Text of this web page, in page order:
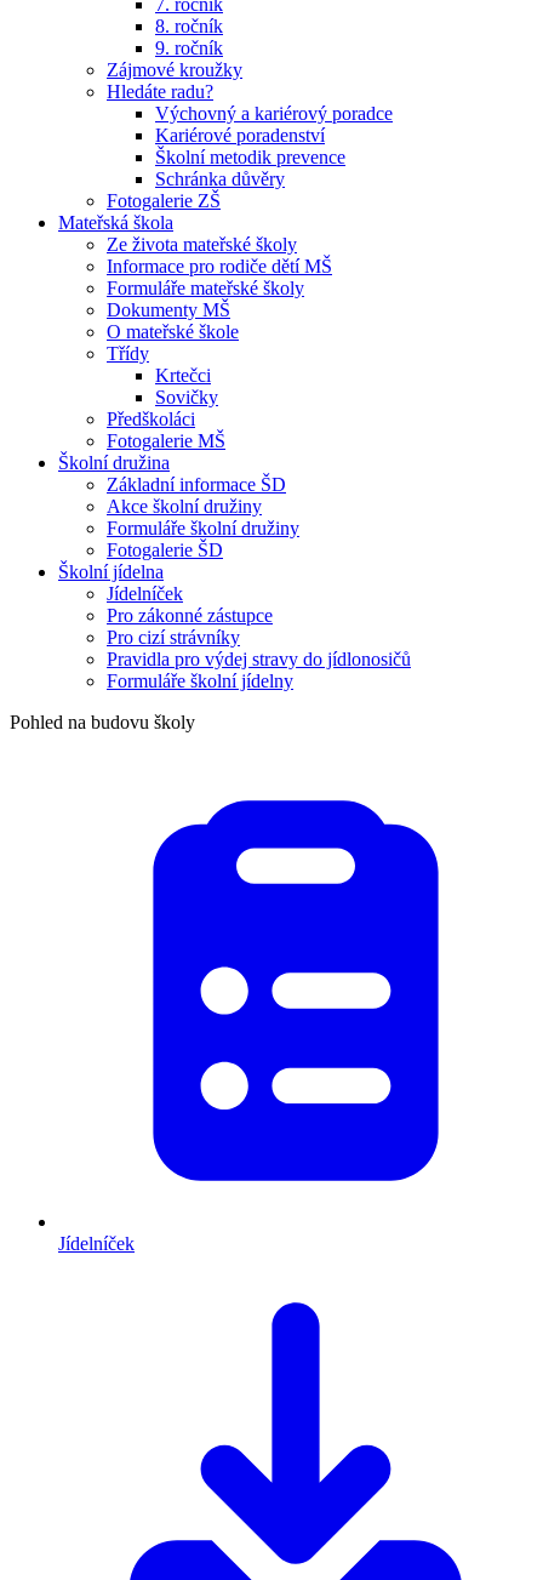
7. ročník
8. ročník
9. ročník
Zájmové kroužky
Hledáte radu?
Výchovný a kariérový poradce
Kariérové poradenství
Školní metodik prevence
Schránka důvěry
Fotogalerie ZŠ
Mateřská škola
Ze života mateřské školy
Informace pro rodiče dětí MŠ
Formuláře mateřské školy
Dokumenty MŠ
O mateřské škole
Třídy
Krtečci
Sovičky
Předškoláci
Fotogalerie MŠ
Školní družina
Základní informace ŠD
Akce školní družiny
Formuláře školní družiny
Fotogalerie ŠD
Školní jídelna
Jídelníček
Pro zákonné zástupce
Pro cizí strávníky
Pravidla pro výdej stravy do jídlonosičů
Formuláře školní jídelny
Pohled na budovu školy
Jídelníček